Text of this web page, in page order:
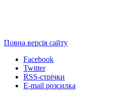
Повна версія сайту
Facebook
Twitter
RSS-стрічки
E-mail розсилка